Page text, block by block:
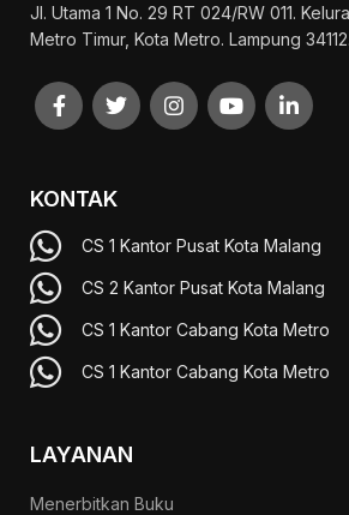
Jl. Utama 1 No. 29 RT 024/RW 011.
Metro Timur, Kota Metro. Lampung 34112.
KONTAK
CS 1 Kantor Pusat Kota Malang
CS 2 Kantor Pusat Kota Malang
CS 1 Kantor Cabang Kota Metro
CS 1 Kantor Cabang Kota Metro
LAYANAN
Menerbitkan Buku